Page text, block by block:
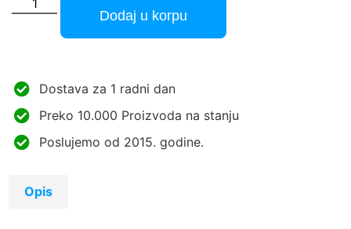
Dodaj u korpu
Dostava za 1 radni dan
Preko 10.000 Proizvoda na stanju
Poslujemo od 2015. godine.
Opis